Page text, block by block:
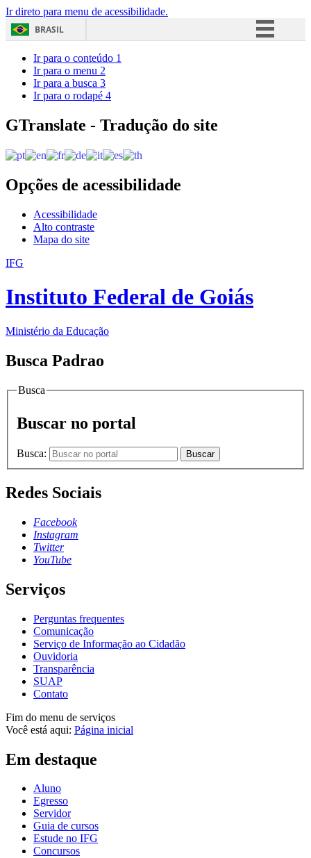
Ir direto para menu de acessibilidade.
BRASIL
Acesso à informação
Ir para o conteúdo 1
Ir para o menu 2
Ir para a busca 3
Ir para o rodapé 4
GTranslate - Tradução do site
Opções de acessibilidade
Acessibilidade
Alto contraste
Mapa do site
IFG
Instituto Federal de Goiás
Ministério da Educação
Busca Padrao
Busca
Buscar no portal
Busca: Buscar
Redes Sociais
Facebook
Instagram
Twitter
YouTube
Serviços
Perguntas frequentes
Comunicação
Serviço de Informação ao Cidadão
Ouvidoria
Transparência
SUAP
Contato
Fim do menu de serviços
Você está aqui: Página inicial
Em destaque
Aluno
Egresso
Servidor
Guia de cursos
Estude no IFG
Concursos